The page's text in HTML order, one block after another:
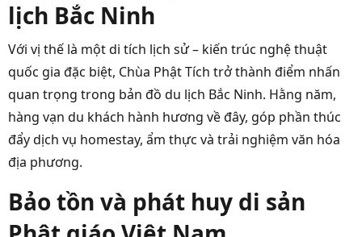
lịch Bắc Ninh
Với vị thế là một di tích lịch sử – kiến trúc nghệ thuật
quốc gia đặc biệt, Chùa Phật Tích trở thành điểm nhấn
quan trọng trong bản đồ du lịch Bắc Ninh. Hằng năm,
hàng vạn du khách hành hương về đây, góp phần thúc
đẩy dịch vụ homestay, ẩm thực và trải nghiệm văn hóa
địa phương.
Bảo tồn và phát huy di sản